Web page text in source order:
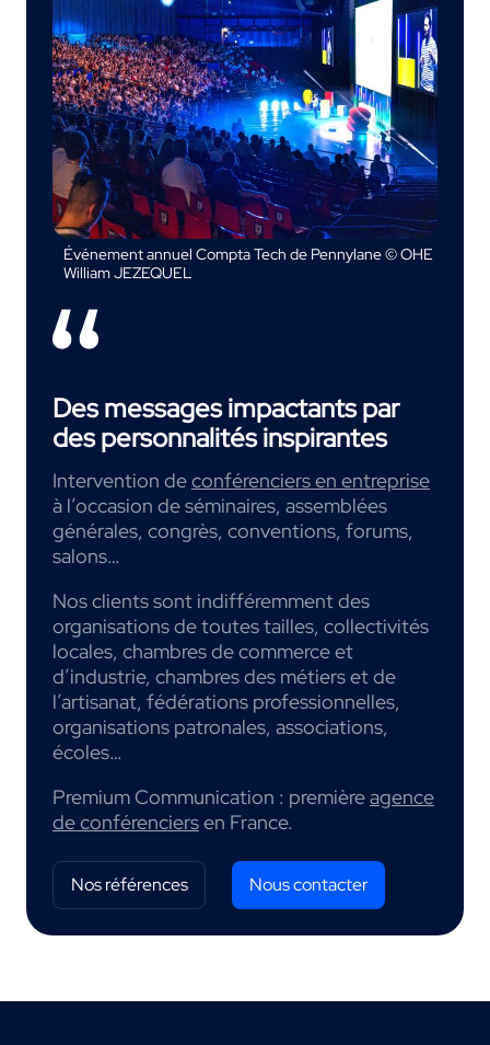
Événement annuel Compta Tech de Pennylane © OHE
William JEZEQUEL
Des messages impactants par
des personnalités inspirantes
Intervention deconférenciers en entreprise
à l’occasion de séminaires, assemblées
générales, congrès, conventions, forums,
salons…
Nos clients sont indifféremment des
organisations de toutes tailles, collectivités
locales, chambres de commerce et
d’industrie, chambres des métiers et de
l’artisanat, fédérations professionnelles,
organisations patronales, associations,
écoles…
Premium Communication : premièreagence
de conférenciersen France.
Nos références Nous contacter